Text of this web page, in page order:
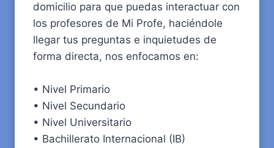
domicilio para que puedas interactuar con
los profesores de Mi Profe, haciéndole
llegar tus preguntas e inquietudes de
forma directa, nos enfocamos en:
• Nivel Primario
• Nivel Secundario
• Nivel Universitario
• Bachillerato Internacional (IB)